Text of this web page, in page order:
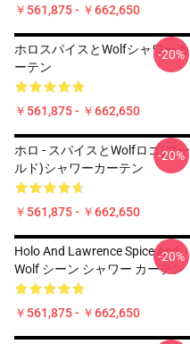
￥561,875 - ￥662,650
ホロスパイスとWolfシャワーカ
ーテン
￥561,875 - ￥662,650
-20%
ホロ - スパイスとWolfロゴ(ゴー
ルド)シャワーカーテン
￥561,875 - ￥662,650
-20%
Holo And Lawrence Spice And
Wolf シーン シャワー カーテン
￥561,875 - ￥662,650
-20%